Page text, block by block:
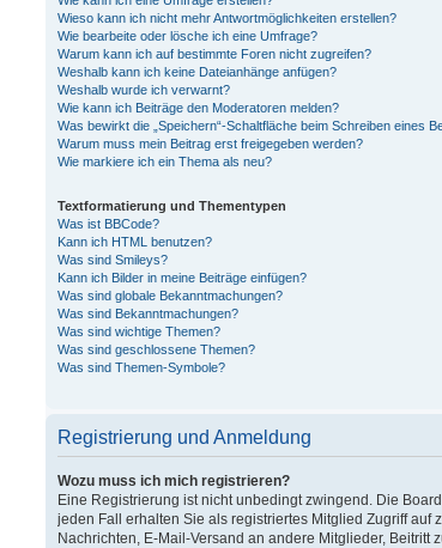
Wieso kann ich nicht mehr Antwortmöglichkeiten erstellen?
Wie bearbeite oder lösche ich eine Umfrage?
Warum kann ich auf bestimmte Foren nicht zugreifen?
Weshalb kann ich keine Dateianhänge anfügen?
Weshalb wurde ich verwarnt?
Wie kann ich Beiträge den Moderatoren melden?
Was bewirkt die „Speichern“-Schaltfläche beim Schreiben eines
Warum muss mein Beitrag erst freigegeben werden?
Wie markiere ich ein Thema als neu?
Textformatierung und Thementypen
Was ist BBCode?
Kann ich HTML benutzen?
Was sind Smileys?
Kann ich Bilder in meine Beiträge einfügen?
Was sind globale Bekanntmachungen?
Was sind Bekanntmachungen?
Was sind wichtige Themen?
Was sind geschlossene Themen?
Was sind Themen-Symbole?
Registrierung und Anmeldung
Wozu muss ich mich registrieren?
Eine Registrierung ist nicht unbedingt zwingend. Die
jeden Fall erhalten Sie als registriertes Mitglied Zugriff auf
Nachrichten, E-Mail-Versand an andere Mitglieder,